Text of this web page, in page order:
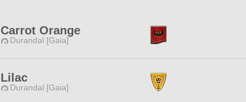
Carrot Orange
Durandal [Gaia]
Lilac
Durandal [Gaia]